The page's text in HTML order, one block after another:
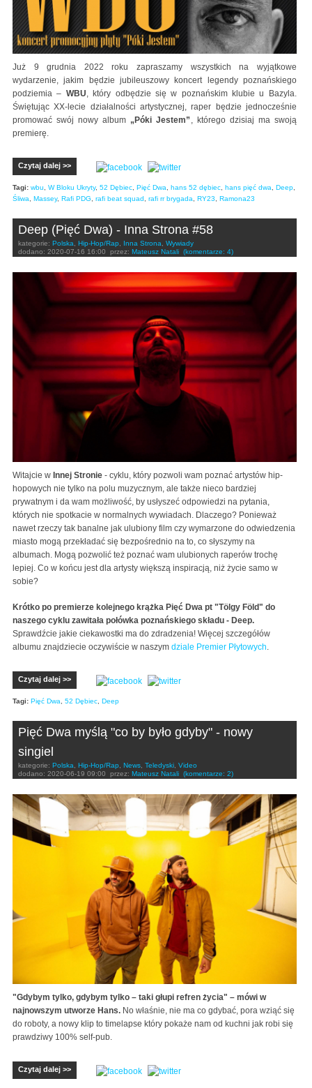
Już 9 grudnia 2022 roku zapraszamy wszystkich na wyjątkowe
wydarzenie, jakim będzie jubileuszowy koncert legendy poznańskiego
podziemia – WBU, który odbędzie się w poznańskim klubie u Bazyla.
Świętując XX-lecie działalności artystycznej, raper będzie jednocześnie
promować swój nowy album „Póki Jestem” , którego dzisiaj ma swoją
premierę.
Czytaj dalej >>
Tagi: wbu, W Bloku Ukryty, 52 Dębiec, Pięć Dwa, hans 52 dębiec, hans pięć dwa, Deep,
Śliwa, Massey, Rafi PDG, rafi beat squad , rafi rr brygada, RY23, Ramona23
Deep (Pięć Dwa) - Inna Strona #58
kategorie: Polska, Hip-Hop/Rap, Inna Strona, Wywiady
dodano: 2020-07-16 16:00 przez: Mateusz Natali (komentarze: 4)
Witajcie w Innej Stronie - cyklu, który pozwoli wam poznać artystów hip-
hopowych nie tylko na polu muzycznym, ale także nieco bardziej
prywatnym i da wam możliwość, by usłyszeć odpowiedzi na pytania,
których nie spotkacie w normalnych wywiadach. Dlaczego? Ponieważ
nawet rzeczy tak banalne jak ulubiony film czy wymarzone do odwiedzenia
miasto mogą przekładać się bezpośrednio na to, co słyszymy na
albumach. Mogą pozwolić też poznać wam ulubionych raperów trochę
lepiej. Co w końcu jest dla artysty większą inspiracją, niż życie samo w
sobie?
Krótko po premierze kolejnego krążka Pięć Dwa pt "Tölgy Föld" do
naszego cyklu zawitała połówka poznańskiego składu - Deep.
Sprawdźcie jakie ciekawostki ma do zdradzenia! Więcej szczegółów
albumu znajdziecie oczywiście w naszym dziale Premier Płytowych
Czytaj dalej >>
Tagi: Pięć Dwa 52 Dębiec Deep
Pięć Dwa myślą "co by było gdyby" - nowy
singiel
kategorie: Polska Hip-Hop/Rap News Teledyski Video
dodano: 2020-06-19 09:00 przez: Mateusz Natali (komentarze: 2)
"Gdybym tylko, gdybym tylko – taki głupi refren życia" – mówi w
najnowszym utworze Hans. No właśnie, nie ma co gdybać, pora wziąć się
do roboty, a nowy klip to timelapse który pokaże nam od kuchni jak robi się
prawdziwy 100% self-pub.
Czytaj dalej >>